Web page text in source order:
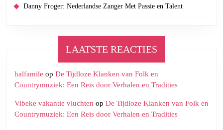
Danny Froger: Nederlandse Zanger Met Passie en Talent
LAATSTE REACTIES
halfamile op De Tijdloze Klanken van Folk en
Countrymuziek: Een Reis door Verhalen en Tradities
Vibeke vakantie vluchten op De Tijdloze Klanken van Folk en
Countrymuziek: Een Reis door Verhalen en Tradities